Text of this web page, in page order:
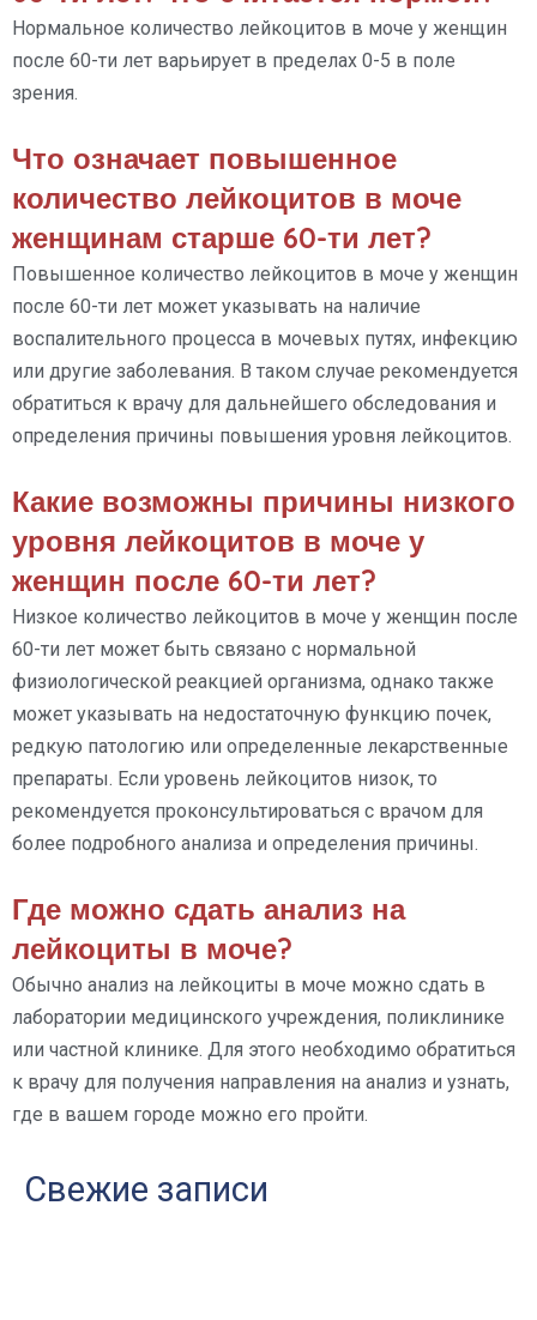
Нормальное количество лейкоцитов в моче у женщин
после 60-ти лет варьирует в пределах 0-5 в поле
зрения.
Что означает повышенное
количество лейкоцитов в моче
женщинам старше 60-ти лет?
Повышенное количество лейкоцитов в моче у женщин
после 60-ти лет может указывать на наличие
воспалительного процесса в мочевых путях, инфекцию
или другие заболевания. В таком случае рекомендуется
обратиться к врачу для дальнейшего обследования и
определения причины повышения уровня лейкоцитов.
Какие возможны причины низкого
уровня лейкоцитов в моче у
женщин после 60-ти лет?
Низкое количество лейкоцитов в моче у женщин после
60-ти лет может быть связано с нормальной
физиологической реакцией организма, однако также
может указывать на недостаточную функцию почек,
редкую патологию или определенные лекарственные
препараты. Если уровень лейкоцитов низок, то
рекомендуется проконсультироваться с врачом для
более подробного анализа и определения причины.
Где можно сдать анализ на
лейкоциты в моче?
Обычно анализ на лейкоциты в моче можно сдать в
лаборатории медицинского учреждения, поликлинике
или частной клинике. Для этого необходимо обратиться
к врачу для получения направления на анализ и узнать,
где в вашем городе можно его пройти.
Свежие записи